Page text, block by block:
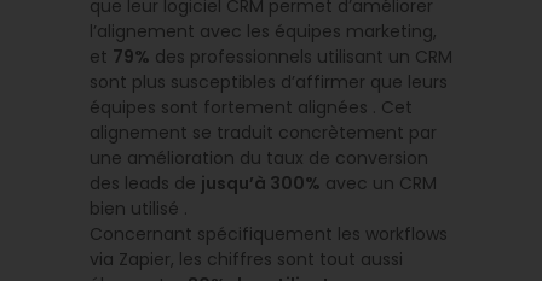
que leur logiciel CRM permet d’améliorer
l’alignement avec les équipes marketing,
et 79% des professionnels utilisant un CRM
sont plus susceptibles d’affirmer que leurs
équipes sont fortement alignées . Cet
alignement se traduit concrètement par
une amélioration du taux de conversion
des leads de jusqu’à 300% avec un CRM
bien utilisé .
Concernant spécifiquement les workflows
via Zapier, les chiffres sont tout aussi